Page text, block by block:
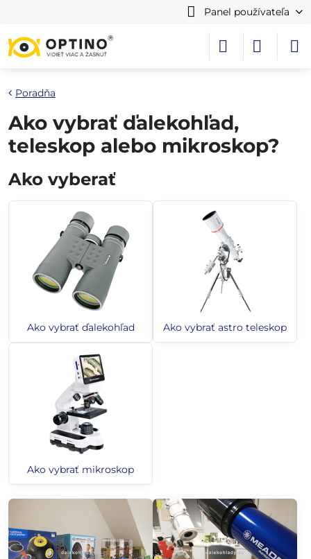
Panel používateľa
Poradňa
Ako vybrať ďalekohľad,
teleskop alebo mikroskop?
Ako vyberať
Ako vybrať ďalekohľad Ako vybrať astro teleskop
Ako vybrať mikroskop